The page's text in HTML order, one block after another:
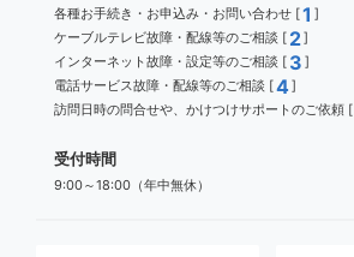
各種お手続き・お申込み・お問い合わせ [1 ]
ケーブルテレビ故障・配線等のご相談 [ 2]
インターネット故障・設定等のご相談 [ 3 ]
電話サービス故障・配線等のご相談 [4]
訪問日時の問合せや、かけつけサポートのご依頼 [
受付時間
9:00～18:00（年中無休）